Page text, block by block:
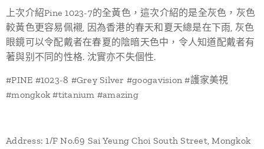
上次介紹Pine 1023-7的全黃色，這次介紹的是全灰色，灰色
較黃色更容易佩襯, 因為香港的春天和夏天總是在下雨, 灰色
眼鏡可以令配戴者在春夏的陰暗天色中，令人知道配戴者有
著與别不同的性格. 沈實亦不失個性.
#PINE #1023-8 #Grey Silver #googavision #護家美視
#mongkok #titanium #amazing
Address: 1/F No.69 Sai Yeung Choi South Street, Mongkok